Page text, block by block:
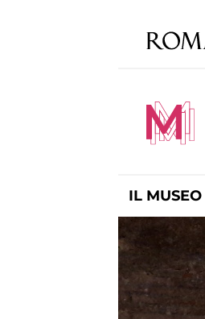
IL MUSEO